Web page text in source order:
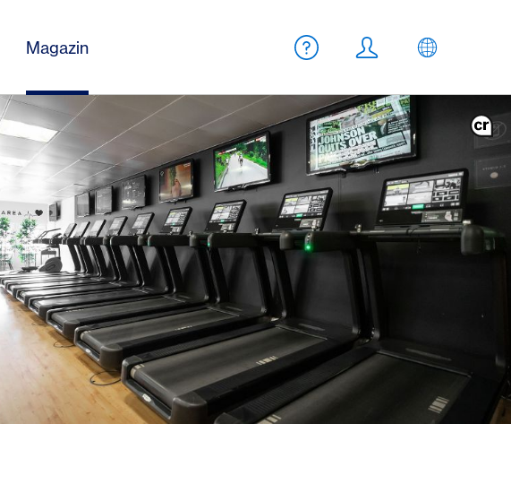
Magazin
Meta Navigation
Hilfe
Login DE